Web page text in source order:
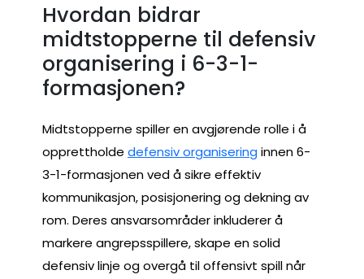
Hvordan bidrar
midtstopperne til defensiv
organisering i 6-3-1-
formasjonen?
Midtstopperne spiller en avgjørende rolle i å
opprettholde defensiv organisering innen 6-
3-1-formasjonen ved å sikre effektiv
kommunikasjon, posisjonering og dekning av
rom. Deres ansvarsområder inkluderer å
markere angrepsspillere, skape en solid
defensiv linje og overgå til offensivt spill når